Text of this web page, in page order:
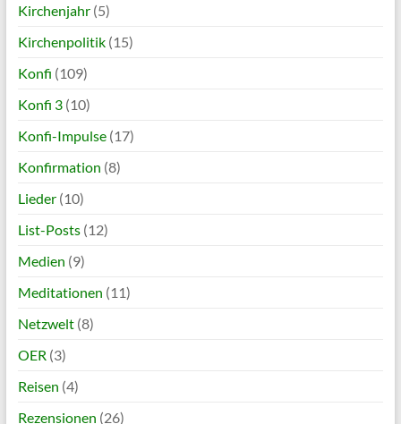
Kirchenjahr(5)
Kirchenpolitik(15)
Konfi (109)
Konfi 3(10)
Konfi-Impulse(17)
Konfirmation (8)
Lieder(10)
List-Posts(12)
Medien (9)
Meditationen (11)
Netzwelt(8)
OER (3)
Reisen (4)
Rezensionen (26)